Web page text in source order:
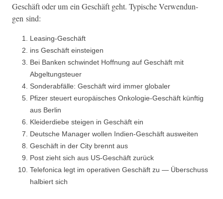
Geschäft oder um ein Geschäft geht. Typ­is­che Ver­wen­dun­
gen sind:
Leas­ing-Geschäft
ins Geschäft einsteigen
Bei Banken schwindet Hoff­nung auf Geschäft mit
Abgeltungsteuer
Son­der­abfälle: Geschäft wird immer globaler
Pfiz­er steuert europäis­ches Onkolo­gie-Geschäft kün­ftig
aus Berlin
Klei­derdiebe steigen in Geschäft ein
Deutsche Man­ag­er wollen Indi­en-Geschäft ausweiten
Geschäft in der City bren­nt aus
Post zieht sich aus US-Geschäft zurück
Tele­fon­i­ca legt im oper­a­tiv­en Geschäft zu — Über­schuss
hal­biert sich